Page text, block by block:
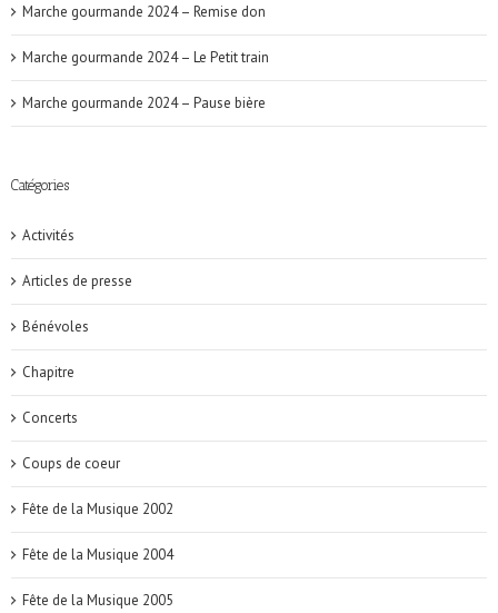
Marche gourmande 2024 – Remise don
Marche gourmande 2024 – Le Petit train
Marche gourmande 2024 – Pause bière
Catégories
Activités
Articles de presse
Bénévoles
Chapitre
Concerts
Coups de coeur
Fête de la Musique 2002
Fête de la Musique 2004
Fête de la Musique 2005